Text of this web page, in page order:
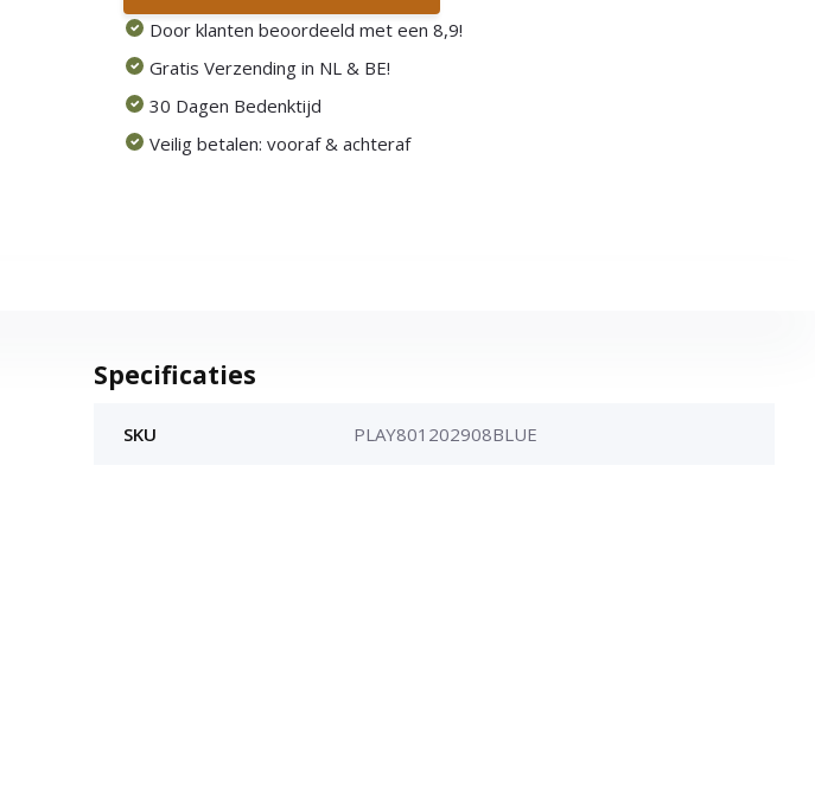
Door klanten beoordeeld met een 8,9!
Gratis Verzending in NL & BE!
30 Dagen Bedenktijd
Veilig betalen: vooraf & achteraf
Specificaties
SKU PLAY801202908BLUE